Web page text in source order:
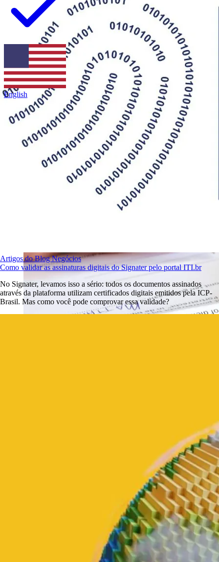
Artigos do BlogNegócios
Como validar as assinaturas digitais do Signater pelo portal ITI.br
No Signater, levamos isso a sério: todos os documentos assinados
através da plataforma utilizam certificados digitais emitidos pela ICP-
Brasil. Mas como você pode comprovar essa validade?
English
fundamental para proteger seus interesses e evitar confusões com
seus clientes.
sempre é bom contar com um advogado para garantir que tudo
esteja certo. E se você quer uma solução prática para assinatura
pode ser um parceiro perfeito para darvalidade
Como Estruturar um Contrato de
Criar um contrato de prestação de serviços pode parecer
complicado, mas não precisa ser assim. Ao entender oselementos
que é mais fácil do que parece. Um contrato
bem-feito é claro e direto, evitando confusões futuras. Vamos falar
sobre pontos importantes para incluir: